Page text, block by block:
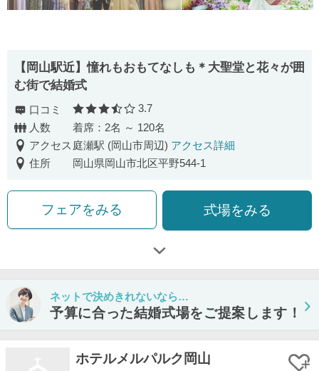
【岡山駅近】憧れもおもてなしも＊大聖堂と花々が囲
む街で結婚式
口コミ 口コミ評価
3.7
人数
着席：2名 ～ 120名
アクセス 庭瀬駅 (岡山市周辺) アクセス詳細
住所
岡山県岡山市北区平野544-1
フェアをみる 式場をみる
ネットで決めきれないなら…
予算に合った結婚式場をご提案します！
ホテルメルパルク岡山